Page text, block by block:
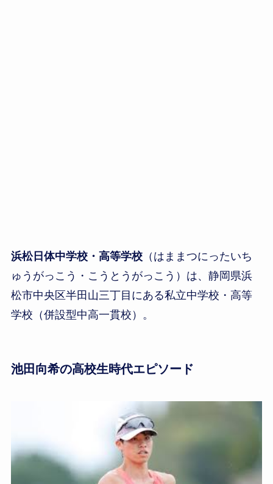
浜松日体中学校・高等学校（はままつにったいち
ゅうがっこう・こうとうがっこう）は、静岡県浜
松市中央区半田山三丁目にある私立中学校・高等
学校（併設型中高一貫校）。
池田向希の高校生時代エピソード